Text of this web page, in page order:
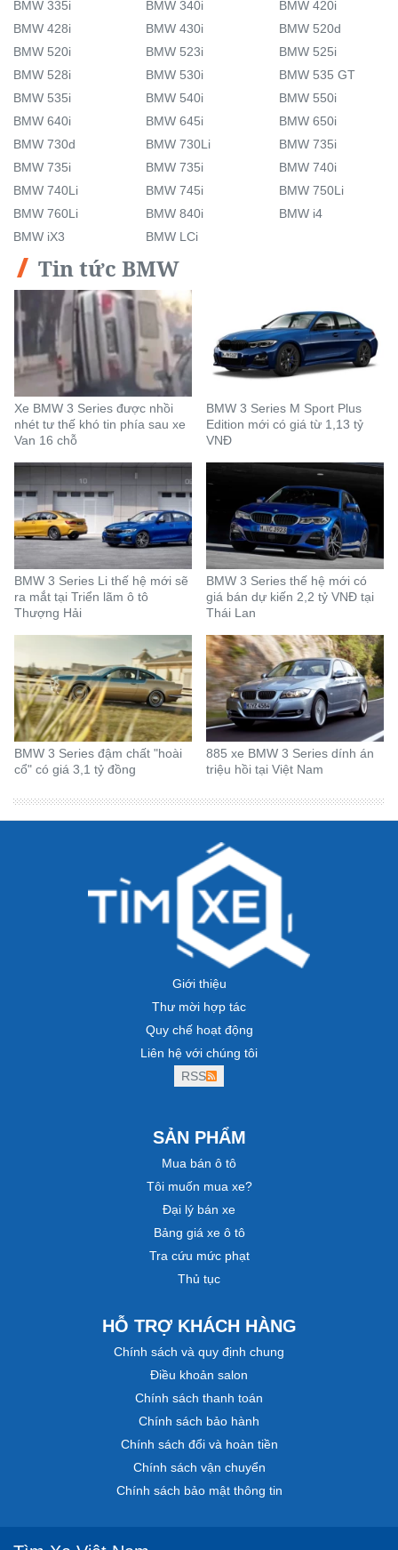
BMW 335i
BMW 340i
BMW 420i
BMW 428i
BMW 430i
BMW 520d
BMW 520i
BMW 523i
BMW 525i
BMW 528i
BMW 530i
BMW 535 GT
BMW 535i
BMW 540i
BMW 550i
BMW 640i
BMW 645i
BMW 650i
BMW 730d
BMW 730Li
BMW 735i
BMW 735i
BMW 735i
BMW 740i
BMW 740Li
BMW 745i
BMW 750Li
BMW 760Li
BMW 840i
BMW i4
BMW iX3
BMW LCi
Tin tức BMW
Xe BMW 3 Series được nhồi
nhét tư thế khó tin phía sau xe
Van 16 chỗ
BMW 3 Series M Sport Plus
Edition mới có giá từ 1,13 tỷ
VNĐ
BMW 3 Series Li thế hệ mới sẽ
ra mắt tại Triển lãm ô tô
Thượng Hải
BMW 3 Series thế hệ mới có
giá bán dự kiến 2,2 tỷ VNĐ tại
Thái Lan
BMW 3 Series đậm chất "hoài
cổ" có giá 3,1 tỷ đồng
885 xe BMW 3 Series dính án
triệu hồi tại Việt Nam
Giới thiệu
Thư mời hợp tác
Quy chế hoạt động
Liên hệ với chúng tôi
RSS
SẢN PHẨM
Mua bán ô tô
Tôi muốn mua xe?
Đại lý bán xe
Bảng giá xe ô tô
Tra cứu mức phạt
Thủ tục
HỖ TRỢ KHÁCH HÀNG
Chính sách và quy định chung
Điều khoản salon
Chính sách thanh toán
Chính sách bảo hành
Chính sách đổi và hoàn tiền
Chính sách vận chuyển
Chính sách bảo mật thông tin